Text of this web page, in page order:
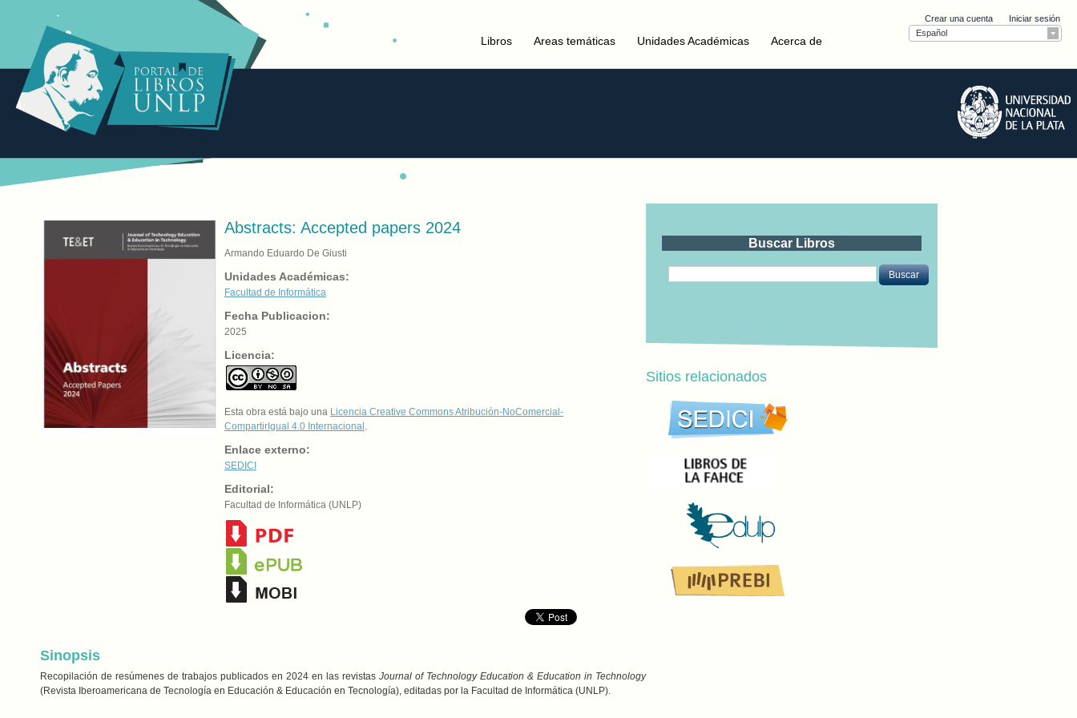
Crear una cuenta
Iniciar sesión
Español
Libros Areas temáticas Unidades Académicas Acerca de
Abstracts: Accepted papers 2024
Armando Eduardo De Giusti
Unidades Académicas:
Facultad de Informática
Fecha Publicacion:
2025
Licencia:
Esta obra está bajo una Licencia Creative Commons Atribución-NoComercial-
CompartirIgual 4.0 Internacional .
Enlace externo:
SEDICI
Editorial:
Facultad de Informática (UNLP)
Sinopsis
Recopilación de resúmenes de trabajos publicados en 2024 en las revistasJournal of Technology Education & Education in Technology
(Revista Iberoamericana de Tecnología en Educación & Educación en Tecnología), editadas por la Facultad de Informática (UNLP).
Buscar Libros
Buscar
Sitios relacionados